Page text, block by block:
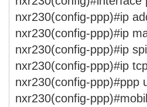
nxr230(config-ppp)#ip
nxr230(config-ppp)#ip
nxr230(config-ppp)#ip
nxr230(config-ppp)#ip
nxr230(config-ppp)#ppp
nxr230(config-